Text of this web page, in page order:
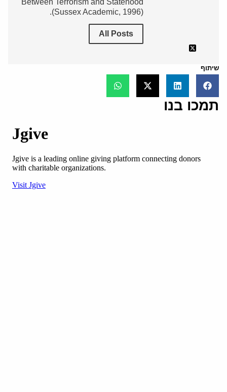
Between Terrorism and Statehood
(Sussex Academic, 1996).
All Posts
שיתוף
תמכו בנו